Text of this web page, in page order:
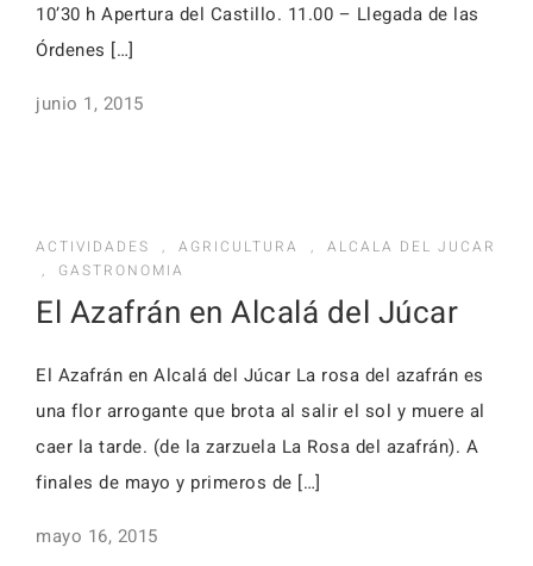
10’30 h Apertura del Castillo. 11.00 – Llegada de las
Órdenes […]
junio 1, 2015
ACTIVIDADES , AGRICULTURA , ALCALA DEL JUCAR
, GASTRONOMIA
El Azafrán en Alcalá del Júcar
El Azafrán en Alcalá del Júcar La rosa del azafrán es
una flor arrogante que brota al salir el sol y muere al
caer la tarde. (de la zarzuela La Rosa del azafrán). A
finales de mayo y primeros de […]
mayo 16, 2015